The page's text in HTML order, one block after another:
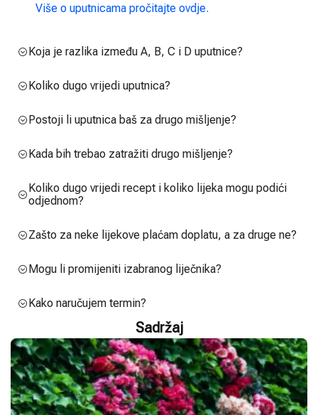
Više o uputnicama pročitajte ovdje.
Koja je razlika između A, B, C i D uputnice?
Koliko dugo vrijedi uputnica?
Postoji li uputnica baš za drugo mišljenje?
Kada bih trebao zatražiti drugo mišljenje?
Koliko dugo vrijedi recept i koliko lijeka mogu podići
odjednom?
Zašto za neke lijekove plaćam doplatu, a za druge ne?
Mogu li promijeniti izabranog liječnika?
Kako naručujem termin?
Sadržaj